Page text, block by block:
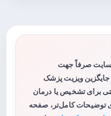
صرفاً جهت
ویزیت پزشک
برای تشخیص یا درمان
توضیحات کامل‌تر، صفحه